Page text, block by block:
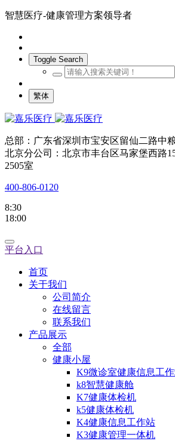
智慧医疗-健康管理方案领导者
Toggle Search
繁体
总部：广东省深圳市宝安区留仙二路中
北京分公司：北京市丰台区马家堡西路
2505室
400-806-0120
8:30
18:00
平台入口
首页
关于我们
公司简介
在线留言
联系我们
产品展示
全部
健康小屋
K9微诊室健康信息工
k8智慧健康舱
K7健康体检机
k5健康体检机
K4健康信息工作站
K3健康管理一体机